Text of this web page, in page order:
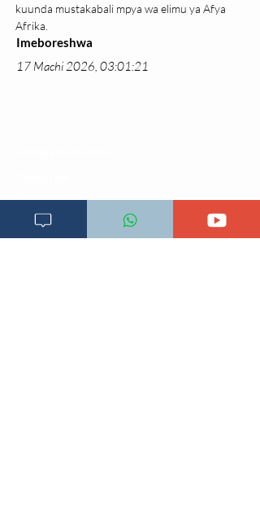
kuunda mustakabali mpya wa elimu ya Afya
Afrika.
Imeboreshwa
17 Machi 2026, 03:01:21
Dirisha la Mgonjwa
Dirisha la Daktari